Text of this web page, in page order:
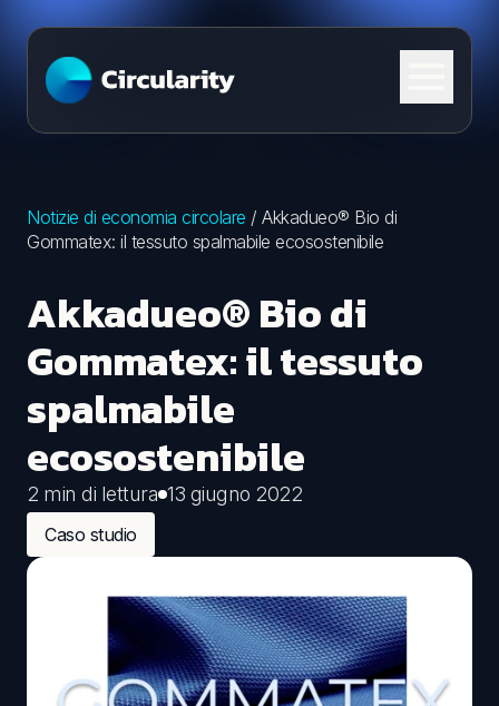
Skip to content
Notizie di economia circolare / Akkadueo® Bio di
Gommatex: il tessuto spalmabile ecosostenibile
Akkadueo® Bio di
Gommatex: il tessuto
spalmabile
ecosostenibile
2 min di lettura 13 giugno 2022
Caso studio